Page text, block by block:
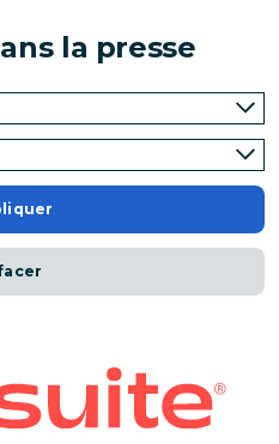
la presse
AI revealed as it